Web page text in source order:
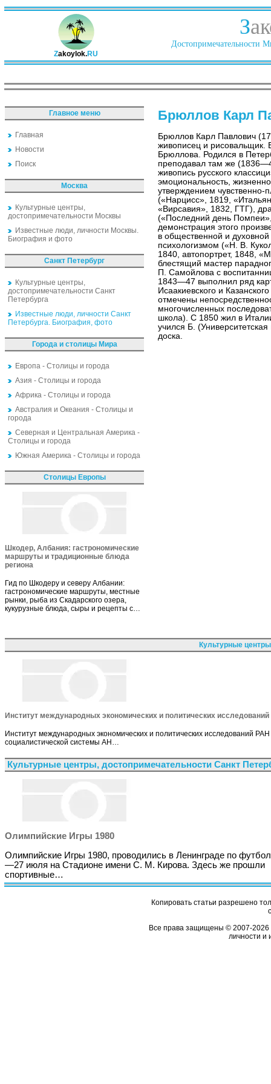
Zakoylok.RU
З
Достопримечательности
Главное меню
Главная
Новости
Поиск
Москва
Культурные центры,
достопримечательности Москвы
Известные люди, личности Москвы.
Биография и фото
Санкт Петербург
Культурные центры,
достопримечательности Санкт
Петербурга
Известные люди, личности Санкт
Петербурга. Биография, фото
Города и столицы Мира
Европа - Столицы и города
Азия - Столицы и города
Африка - Столицы и города
Австралия и Океания - Столицы и
города
Северная и Центральная Америка -
Столицы и города
Южная Америка - Столицы и города
Столицы Европы
Шкодер, Албания: гастрономические
маршруты и традиционные блюда
региона
Гид по Шкодеру и северу Албании:
гастрономические маршруты, местные
рынки, рыба из Скадарского озера,
кукурузные блюда, сыры и рецепты с…
Брюллов Карл
Брюллов Карл Павлович
живописец и рисовальщик.
Брюллова. Родился в
преподавал там же
живопись русского
эмоциональность,
утверждением чувственно-
(«Нарцисс», 1819,
«Вирсавия», 1832, ГТГ),
(«Последний день
демонстрация этого
в общественной и
психологизмом («Н. В.
1840, автопортрет, 1848,
блестящий мастер
П. Самойлова с
1843—47 выполнил ряд
Исаакиевского и
отмечены
многочисленных
школа). С 1850 жил в
учился Б.
доска.
Культурные
Институт международных экономических и политических
Институт международных экономических и политических исследований
социалистической системы АН…
Культурные центры, достопримечательности Санкт
Олимпийские Игры 1980
Олимпийские Игры 1980, проводились в Ленинграде по
—27 июля на Стадионе имени С. М. Кирова. Здесь же прошли
спортивные…
Копировать статьи разрешено
Все права защищены © 2007-2026
личности и